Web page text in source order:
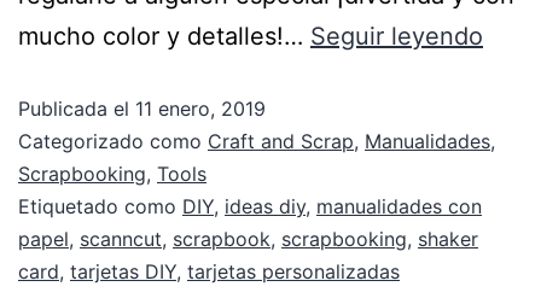
mucho color y detalles!… Seguir leyendo
Publicada el 11 enero, 2019
Categorizado como Craft and Scrap, Manualidades,
Scrapbooking, Tools
Etiquetado como DIY, ideas diy, manualidades con
papel, scanncut, scrapbook, scrapbooking, shaker
card, tarjetas DIY, tarjetas personalizadas